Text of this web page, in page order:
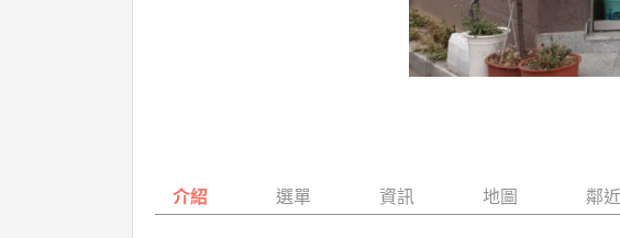
介紹 選單 資訊 地圖 鄰